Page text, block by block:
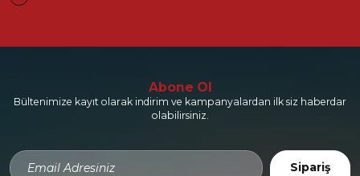
Abone Ol
Bültenimize kayıt olarak indirim ve kampanyalardan ilk siz haberdar
olabilirsiniz.
Sipariş